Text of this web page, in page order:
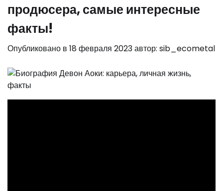
продюсера, самые интересные
факты!
Опубликовано в 18 февраля 2023автор: sib_ecometal